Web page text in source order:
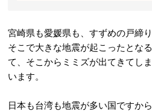
宮崎県も愛媛県も、すずめの戸締
そこで大きな地震が起こったとな
て、そこからミミズが出てきてし
います。
日本も台湾も地震が多い国ですか